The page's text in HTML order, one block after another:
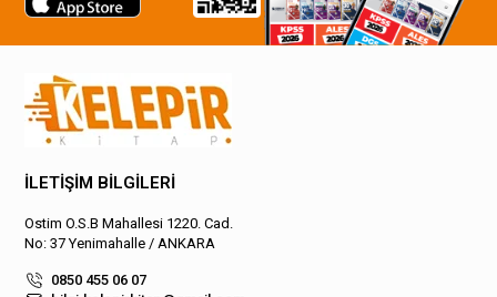
İLETİŞİM BİLGİLERİ
Ostim O.S.B Mahallesi 1220. Cad.
No: 37 Yenimahalle / ANKARA
0850 455 06 07